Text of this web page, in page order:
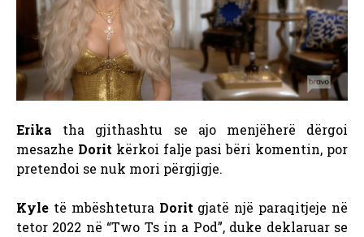
Erika tha gjithashtu se ajo menjëherë dërgoi
mesazhe Dorit kërkoi falje pasi bëri komentin, por
pretendoi se nuk mori përgjigje.
Kyle të mbështeturaDoritgjatë një paraqitjeje në
tetor 2022 në “Two Ts in a Pod”, duke deklaruar se